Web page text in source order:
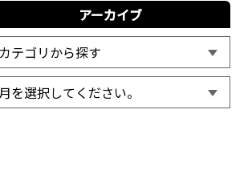
アーカイブ